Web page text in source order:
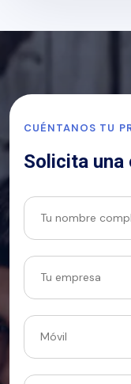
CUÉNTANOS TU
Solicita